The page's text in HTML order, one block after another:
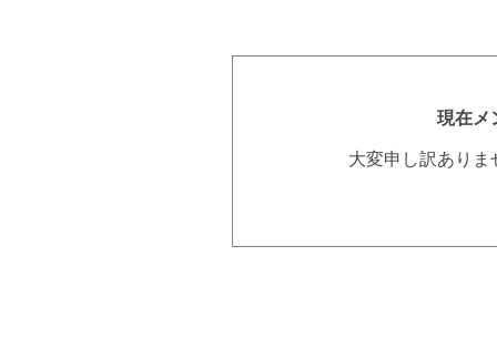
現在メ
大変申し訳あり